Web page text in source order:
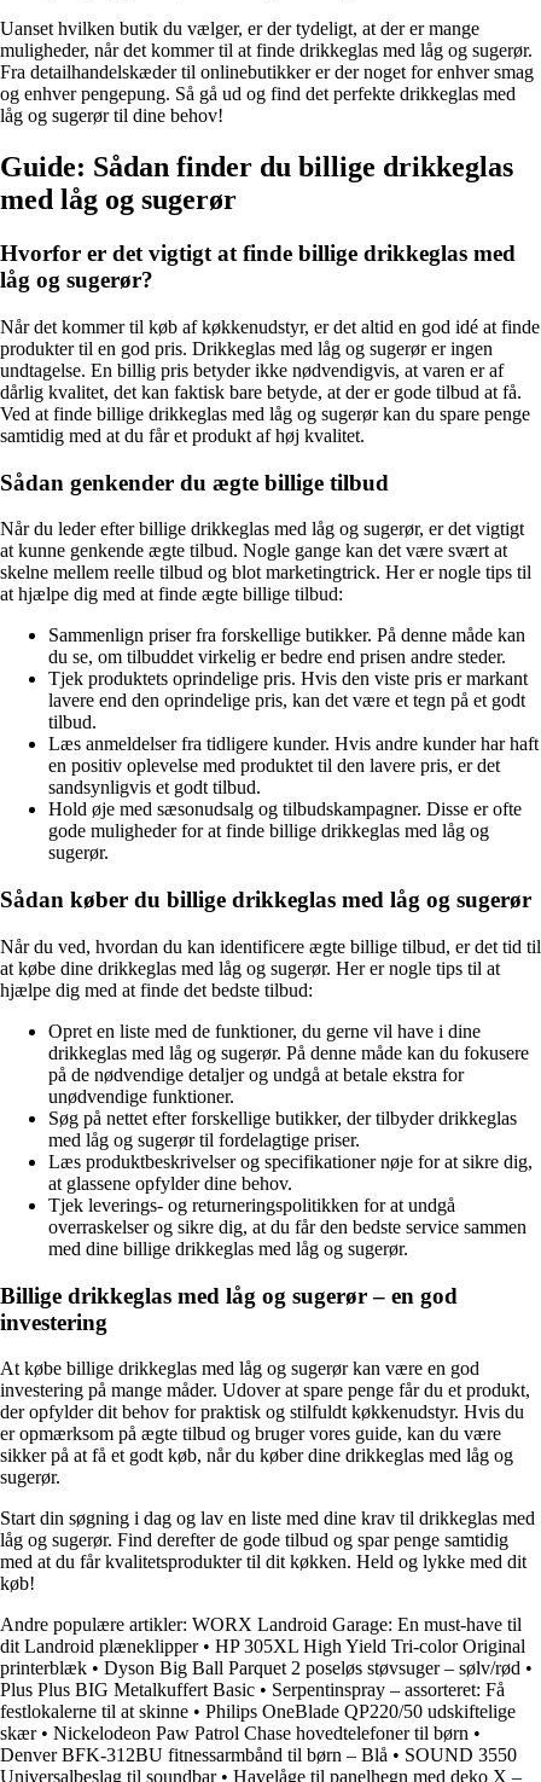
Uanset hvilken butik du vælger, er der tydeligt, at der er mange
muligheder, når det kommer til at finde drikkeglas med låg og sugerør.
Fra detailhandelskæder til onlinebutikker er der noget for enhver smag
og enhver pengepung. Så gå ud og find det perfekte drikkeglas med
låg og sugerør til dine behov!
Guide: Sådan finder du billige drikkeglas
med låg og sugerør
Hvorfor er det vigtigt at finde billige drikkeglas med
låg og sugerør?
Når det kommer til køb af køkkenudstyr, er det altid en god idé at finde
produkter til en god pris. Drikkeglas med låg og sugerør er ingen
undtagelse. En billig pris betyder ikke nødvendigvis, at varen er af
dårlig kvalitet, det kan faktisk bare betyde, at der er gode tilbud at få.
Ved at finde billige drikkeglas med låg og sugerør kan du spare penge
samtidig med at du får et produkt af høj kvalitet.
Sådan genkender du ægte billige tilbud
Når du leder efter billige drikkeglas med låg og sugerør, er det vigtigt
at kunne genkende ægte tilbud. Nogle gange kan det være svært at
skelne mellem reelle tilbud og blot marketingtrick. Her er nogle tips til
at hjælpe dig med at finde ægte billige tilbud:
Sammenlign priser fra forskellige butikker. På denne måde kan
du se, om tilbuddet virkelig er bedre end prisen andre steder.
Tjek produktets oprindelige pris. Hvis den viste pris er markant
lavere end den oprindelige pris, kan det være et tegn på et godt
tilbud.
Læs anmeldelser fra tidligere kunder. Hvis andre kunder har haft
en positiv oplevelse med produktet til den lavere pris, er det
sandsynligvis et godt tilbud.
Hold øje med sæsonudsalg og tilbudskampagner. Disse er ofte
gode muligheder for at finde billige drikkeglas med låg og
sugerør.
Sådan køber du billige drikkeglas med låg og sugerør
Når du ved, hvordan du kan identificere ægte billige tilbud, er det tid til
at købe dine drikkeglas med låg og sugerør. Her er nogle tips til at
hjælpe dig med at finde det bedste tilbud:
Opret en liste med de funktioner, du gerne vil have i dine
drikkeglas med låg og sugerør. På denne måde kan du fokusere
på de nødvendige detaljer og undgå at betale ekstra for
unødvendige funktioner.
Søg på nettet efter forskellige butikker, der tilbyder drikkeglas
med låg og sugerør til fordelagtige priser.
Læs produktbeskrivelser og specifikationer nøje for at sikre dig,
at glassene opfylder dine behov.
Tjek leverings- og returneringspolitikken for at undgå
overraskelser og sikre dig, at du får den bedste service sammen
med dine billige drikkeglas med låg og sugerør.
Billige drikkeglas med låg og sugerør – en god
investering
At købe billige drikkeglas med låg og sugerør kan være en god
investering på mange måder. Udover at spare penge får du et produkt,
der opfylder dit behov for praktisk og stilfuldt køkkenudstyr. Hvis du
er opmærksom på ægte tilbud og bruger vores guide, kan du være
sikker på at få et godt køb, når du køber dine drikkeglas med låg og
sugerør.
Start din søgning i dag og lav en liste med dine krav til drikkeglas med
låg og sugerør. Find derefter de gode tilbud og spar penge samtidig
med at du får kvalitetsprodukter til dit køkken. Held og lykke med dit
køb!
Andre populære artikler: WORX Landroid Garage: En must-have til
dit Landroid plæneklipper• HP 305XL High Yield Tri-color Original
printerblæk • Dyson Big Ball Parquet 2 poseløs støvsuger – sølv/rød •
Plus Plus BIG Metalkuffert Basic • Serpentinspray – assorteret: Få
festlokalerne til at skinne • Philips OneBlade QP220/50 udskiftelige
skær• Nickelodeon Paw Patrol Chase hovedtelefoner til børn •
Denver BFK-312BU fitnessarmbånd til børn – Blå • SOUND 3550
Universalbeslag til soundbar• Havelåge til panelhegn med deko X –